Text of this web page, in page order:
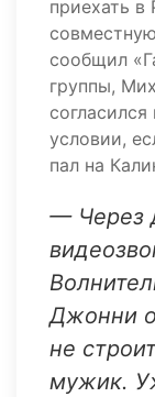
приехать в
сообщил
группы,
условии,
пал на
— Через
Джонни
не
мужик.